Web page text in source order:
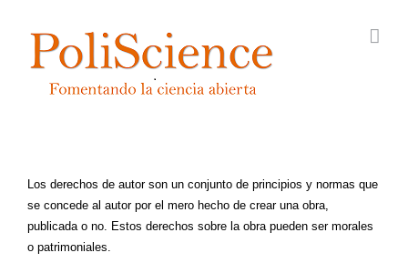
contenido
Los derechos de autor son un conjunto de principios y normas que
se concede al autor por el mero hecho de crear una obra,
publicada o no. Estos derechos sobre la obra pueden ser morales
o patrimoniales.